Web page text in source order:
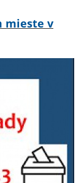
mieste v